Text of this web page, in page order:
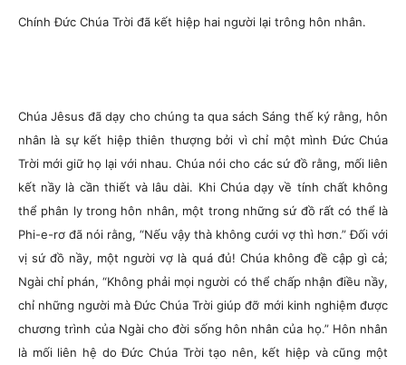
Chính Đức Chúa Trời đã kết hiệp hai người lại trông hôn nhân.
Chúa Jêsus đã dạy cho chúng ta qua sách Sáng thế ký rằng, hôn
nhân là sự kết hiệp thiên thượng bởi vì chỉ một mình Đức Chúa
Trời mới giữ họ lại với nhau. Chúa nói cho các sứ đồ rằng, mối liên
kết nầy là cần thiết và lâu dài. Khi Chúa dạy về tính chất không
thể phân ly trong hôn nhân, một trong những sứ đồ rất có thể là
Phi-e-rơ đã nói rằng, “Nếu vậy thà không cưới vợ thì hơn.” Đối với
vị sứ đồ nầy, một người vợ là quá đủ! Chúa không đề cập gì cả;
Ngài chỉ phán, “Không phải mọi người có thể chấp nhận điều nầy,
chỉ những người mà Đức Chúa Trời giúp đỡ mới kinh nghiệm được
chương trình của Ngài cho đời sống hôn nhân của họ.” Hôn nhân
là mối liên hệ do Đức Chúa Trời tạo nên, kết hiệp và cũng một